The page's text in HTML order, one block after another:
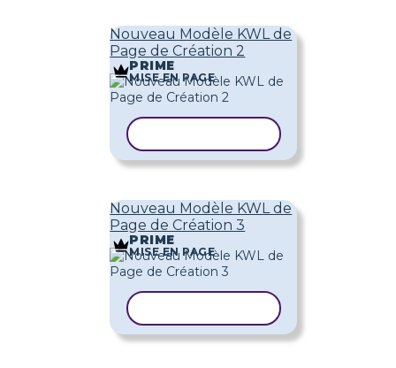
Nouveau Modèle KWL de
Page de Création 2
PRIME
MISE EN PAGE
Nouveau Modèle KWL de
Page de Création 3
PRIME
MISE EN PAGE